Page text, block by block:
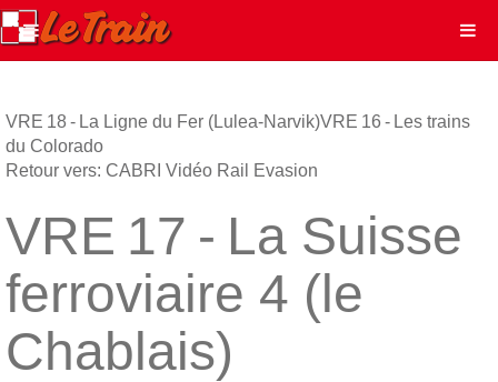
VRE 18 - La Ligne du Fer (Lulea-Narvik)VRE 16 - Les trains
du Colorado
Retour vers: CABRI Vidéo Rail Evasion
VRE 17 - La Suisse
ferroviaire 4 (le
Chablais)